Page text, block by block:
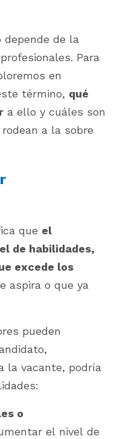
depende de la
Para
en
término, qué
a ello y cuáles son
a la sobre
que el
de habilidades,
excede los
aspira o que ya
pueden
la vacante, podría
o
el nivel de